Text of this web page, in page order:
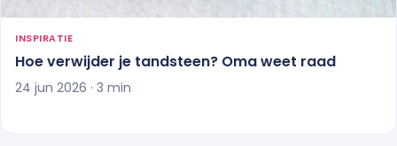
INSPIRATIE
Hoe verwijder je tandsteen? Oma weet raad
24 jun 2026 · 3 min